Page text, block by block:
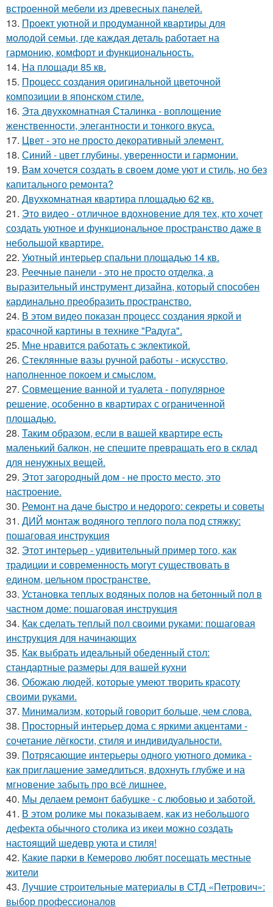
встроенной мебели из древесных панелей.
13. Проект уютной и продуманной квартиры для
молодой семьи, где каждая деталь работает на
гармонию, комфорт и функциональность.
14. На площади 85 кв.
15. Процесс создания оригинальной цветочной
композиции в японском стиле.
16. Эта двухкомнатная Сталинка - воплощение
женственности, элегантности и тонкого вкуса.
17. Цвет - это не просто декоративный элемент.
18. Синий - цвет глубины, уверенности и гармонии.
19. Вам хочется создать в своем доме уют и стиль, но без
капитального ремонта?
20. Двухкомнатная квартира площадью 62 кв.
21. Это видео - отличное вдохновение для тех, кто хочет
создать уютное и функциональное пространство даже в
небольшой квартире.
22. Уютный интерьер спальни площадью 14 кв.
23. Реечные панели - это не просто отделка, а
выразительный инструмент дизайна, который способен
кардинально преобразить пространство.
24. В этом видео показан процесс создания яркой и
красочной картины в технике "Радуга".
25. Мне нравится работать с эклектикой.
26. Стеклянные вазы ручной работы - искусство,
наполненное покоем и смыслом.
27. Совмещение ванной и туалета - популярное
решение, особенно в квартирах с ограниченной
площадью.
28. Таким образом, если в вашей квартире есть
маленький балкон, не спешите превращать его в склад
для ненужных вещей.
29. Этот загородный дом - не просто место, это
настроение.
30. Ремонт на даче быстро и недорого: секреты и советы
31. ДИЙ монтаж водяного теплого пола под стяжку:
пошаговая инструкция
32. Этот интерьер - удивительный пример того, как
традиции и современность могут существовать в
едином, цельном пространстве.
33. Установка теплых водяных полов на бетонный пол в
частном доме: пошаговая инструкция
34. Как сделать теплый пол своими руками: пошаговая
инструкция для начинающих
35. Как выбрать идеальный обеденный стол:
стандартные размеры для вашей кухни
36. Обожаю людей, которые умеют творить красоту
своими руками.
37. Минимализм, который говорит больше, чем слова.
38. Просторный интерьер дома с яркими акцентами -
сочетание лёгкости, стиля и индивидуальности.
39. Потрясающие интерьеры одного уютного домика -
как приглашение замедлиться, вдохнуть глубже и на
мгновение забыть про всё лишнее.
40. Мы делаем ремонт бабушке - с любовью и заботой.
41. В этом ролике мы показываем, как из небольшого
дефекта обычного столика из икеи можно создать
настоящий шедевр уюта и стиля!
42. Какие парки в Кемерово любят посещать местные
жители
43. Лучшие строительные материалы в СТД «Петрович»:
выбор профессионалов